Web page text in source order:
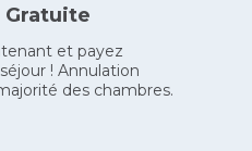
et payez
! Annulation
des chambres.